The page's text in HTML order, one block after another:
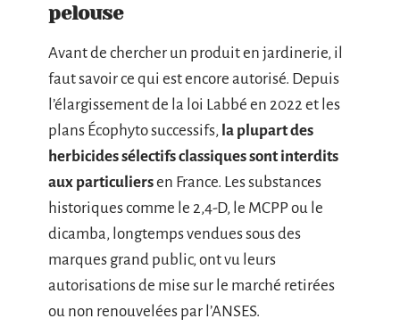
pelouse
Avant de chercher un produit en jardinerie, il
faut savoir ce qui est encore autorisé. Depuis
l’élargissement de la loi Labbé en 2022 et les
plans Écophyto successifs, la plupart des
herbicides sélectifs classiques sont interdits
aux particuliersen France. Les substances
historiques comme le 2,4-D, le MCPP ou le
dicamba, longtemps vendues sous des
marques grand public, ont vu leurs
autorisations de mise sur le marché retirées
ou non renouvelées par l’ANSES.